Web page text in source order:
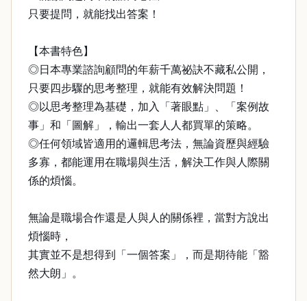
只要提問，就能找出答案！
【本書特色】
◎日本專業諮詢顧問的年薪千萬祕訣不藏私公開，
只要四步驟的思考整理，就能有效解決問題！
◎以思考整理為基礎，加入「著眼點」、「案例故
事」和「圖解」，輸出一套人人都買單的策略。
◎任何領域皆適用的邏輯思考法，無論資歷與經驗
多寡，都能運用在職場與生活，解決工作與人際關
係的煩惱。
無論是職場合作還是人與人的關係裡，當對方說出
煩惱時，
其實並不是想得到「一個答案」，而是期待能「豁
然大朗」。